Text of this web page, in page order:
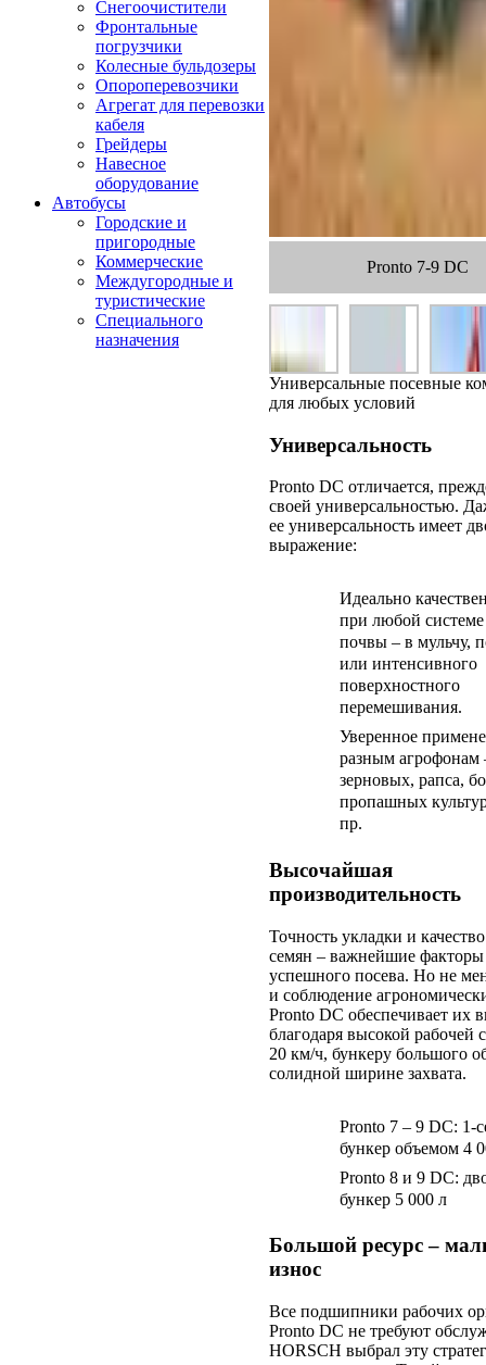
Снегоочистители
Фронтальные
погрузчики
Колесные бульдозеры
Опороперевозчики
Агрегат для перевозки
кабеля
Грейдеры
Навесное
оборудование
Автобусы
Городские и
пригородные
Коммерческие
Междугородные и
туристические
Специального
назначения
Pronto 7-9 DC
Универсальные посевные
для любых условий
Универсальность
Pronto DC отличается,
своей универсальностью.
ее универсальность имеет
выражение:
Идеально
при любой системе
почвы – в мульчу,
или интенсивного
поверхностного
перемешивания.
Уверенное
разным агрофонам
зерновых, рапса,
пропашных
пр.
Высочайшая
производительность
Точность укладки и
семян – важнейшие факторы
успешного посева. Но не
и соблюдение
Pronto DC обеспечивает их
благодаря высокой рабочей
20 км/ч, бункеру большого
солидной ширине захвата.
Pronto 7 – 9 DC: 1-
бункер объемом 4
Pronto 8 и 9 DC:
бункер 5 000 л
Большой ресурс –
износ
Все подшипники рабочих
Pronto DC не требуют
HORSCH выбрал эту